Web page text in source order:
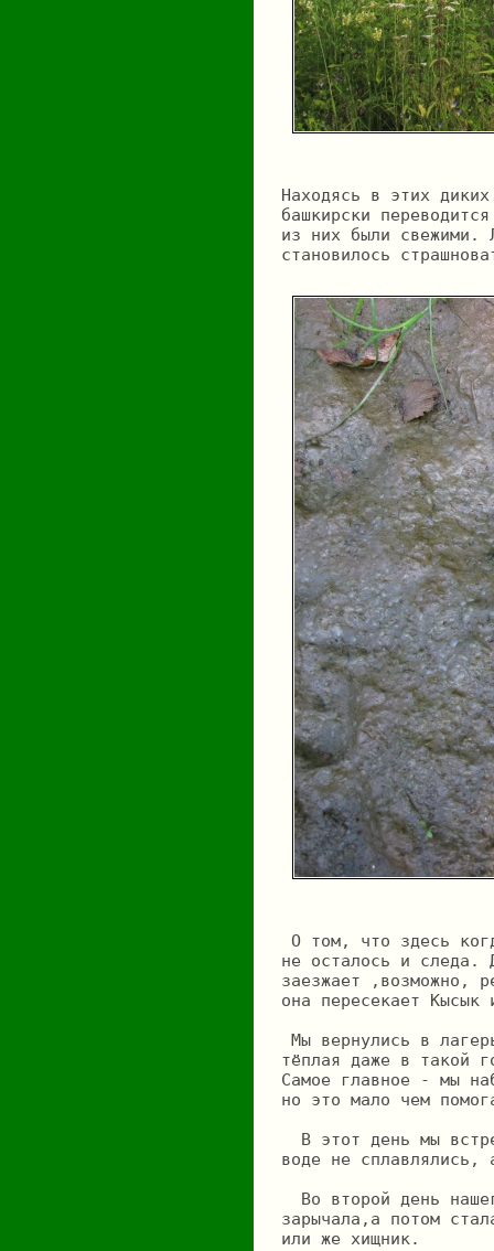
Находясь в этих
башкирски
из них были свежими.
становилось
О том, что здесь
не осталось и следа.
заезжает ,возможно,
она пересекает
Мы вернулись в
тёплая даже в такой
Самое главное - мы
но это мало чем
В этот день мы
воде не
Во второй день
зарычала,а потом
или же хищник.